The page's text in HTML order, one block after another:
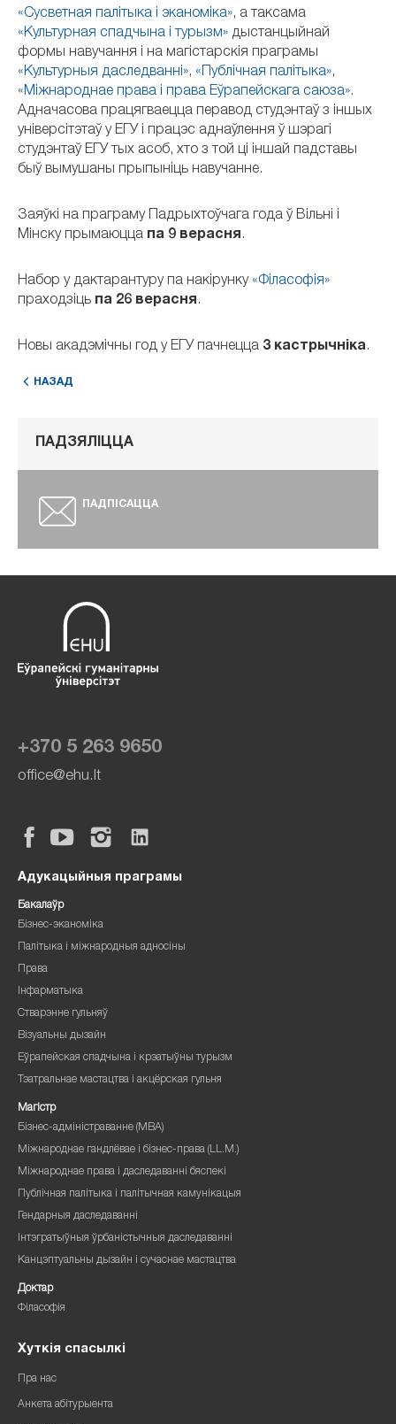
«Сусветная палітыка і эканоміка», а таксама
«Культурная спадчына і турызм» дыстанцыйнай
формы навучання і на магістарскія праграмы
«Культурныя даследванні», «Публічная палітыка»,
«Міжнароднае права і права Еўрапейскага саюза».
Адначасова працягваецца перавод студэнтаў з іншых
універсітэтаў у ЕГУ і працэс аднаўлення ў шэрагі
студэнтаў ЕГУ тых асоб, хто з той ці іншай падставы
быў вымушаны прыпыніць навучанне.
Заяўкі на праграму Падрыхтоўчага года ў Вільні і
Мінску прымаюцца па 9 верасня.
Набор у дактарантуру па накірунку «Філасофія»
праходзіць па 26 верасня.
Новы акадэмічны год у ЕГУ пачнецца 3 кастрычніка.
НАЗАД
ПАДЗЯЛІЦЦА
ПАДПІСАЦЦА
+370 5 263 9650
office@ehu.lt
Адукацыйныя праграмы
Бакалаўр
Бізнес-эканоміка
Палітыка і міжнародныя адносіны
Права
Інфарматыка
Стварэнне гульняў
Візуальны дызайн
Еўрапейская спадчына і крэатыўны турызм
Тэатральнае мастацтва і акцёрская гульня
Магістр
Бізнес-адміністраванне (MBA)
Міжнароднае гандлёвае і бізнес-права (LL.M.)
Міжнароднае права і даследаванні бяспекі
Публічная палітыка і палітычная камунікацыя
Гендарныя даследаванні
Інтэгратыўныя ўрбаністычныя даследаванні
Канцэптуальны дызайн і сучаснае мастацтва
Доктар
Філасофія
Хуткія спасылкі
Пра нас
Анкета абітурыента